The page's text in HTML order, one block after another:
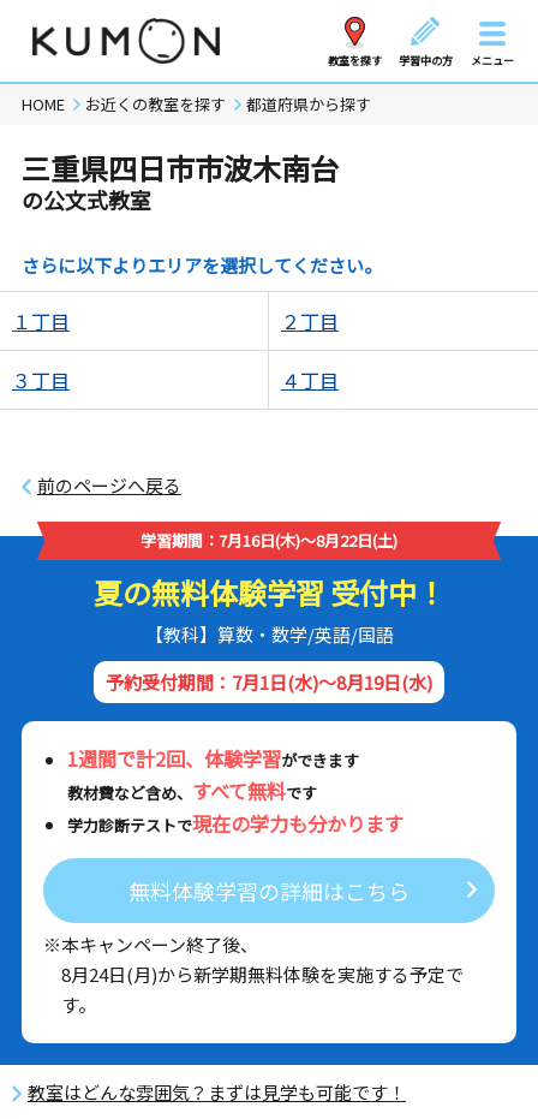
教室を探す 学習中の方 メニュー
HOME お近くの教室を探す 都道府県から探す
三重県四日市市波木南台
の公文式教室
さらに以下よりエリアを選択してください。
１丁目 ２丁目
３丁目 ４丁目
前のページへ戻る
学習期間：7月16日(木)～8月22日(土)
夏の無料体験学習 受付中！
【教科】算数・数学/英語/国語
予約受付期間：7月1日(水)～8月19日(水)
1週間で計2回、体験学習ができます
教材費など含め、 すべて無料です
学力診断テストで現在の学力も分かります
無料体験学習の詳細はこちら
※本キャンペーン終了後、
8月24日(月)から新学期無料体験を実施する予定で
す。
教室はどんな雰囲気？まずは見学も可能です！